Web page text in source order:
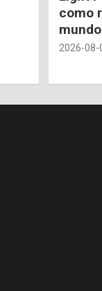
como
2026-08-